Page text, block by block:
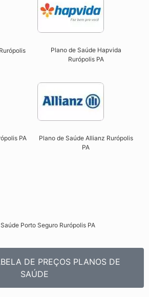
Plano de Saúde Hapvida
Rurópolis PA​
PA​
Plano de Saúde Allianz Rurópolis
PA​
Porto Seguro Rurópolis PA​
DE PREÇOS PLANOS DE
SAÚDE